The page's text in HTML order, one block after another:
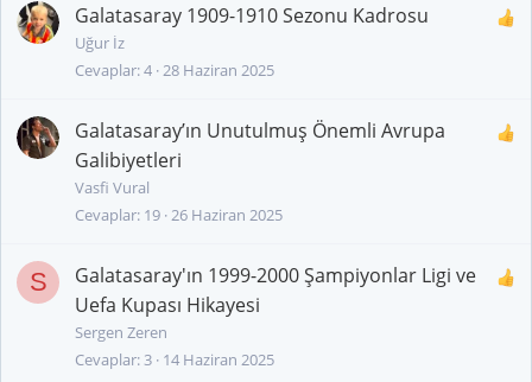
Galatasaray 1909-1910 Sezonu Kadrosu
Uğur İz
Cevaplar 4 28 Haziran 2025
Galatasaray’ın Unutulmuş Önemli Avrupa
Galibiyetleri
Vasfi Vural
Cevaplar 19 26 Haziran 2025
S
Galatasaray'ın 1999-2000 Şampiyonlar Ligi ve
Uefa Kupası Hikayesi
Sergen Zeren
Cevaplar 3 14 Haziran 2025